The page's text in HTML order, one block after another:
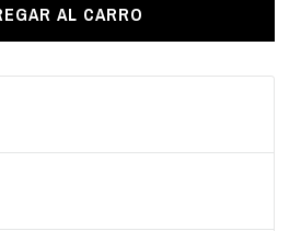
AL CARRO